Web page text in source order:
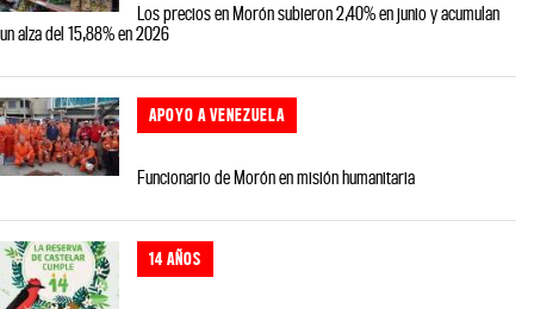
Los precios en Morón subieron 2,40% en junio y acumulan
un alza del 15,88% en 2026
APOYO A VENEZUELA
Funcionario de Morón en misión humanitaria
14 AÑOS